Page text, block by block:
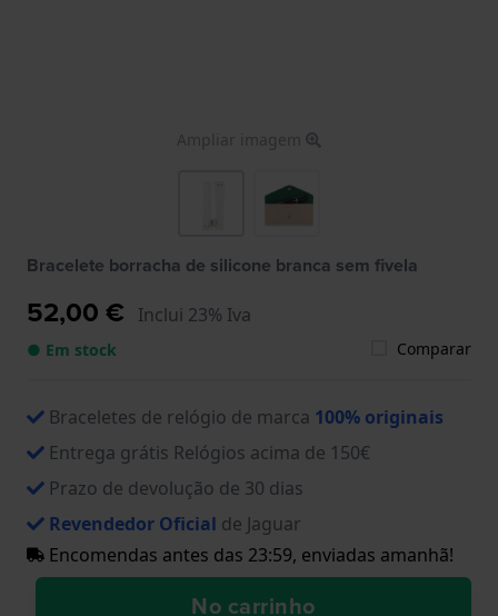
Ampliar imagem
Bracelete borracha de silicone branca sem fivela
52,00 € Inclui 23% Iva
● Em stock Comparar
Braceletes de relógio de marca 100% originais
Entrega grátis Relógios acima de 150€
Prazo de devolução de 30 dias
Revendedor Oficial de Jaguar
Encomendas antes das 23:59, enviadas amanhã!
No carrinho